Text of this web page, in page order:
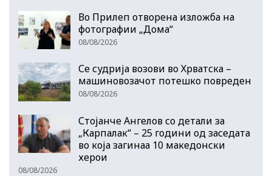
Во Прилеп отворена изложба на
фотографии „Дома“
08/08/2026
Се судрија возови во Хрватска –
машиновозачот потешко повреден
08/08/2026
Стојанче Ангелов со детали за
„Карпалак“ – 25 години од заседата
во која загинаа 10 македонски
херои
08/08/2026